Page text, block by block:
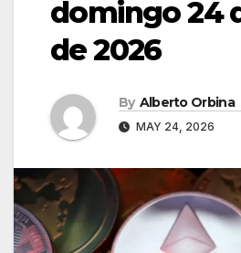
domingo 24
de 2026
By Alberto Orbina
MAY 24, 2026